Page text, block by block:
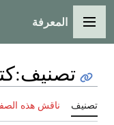
الرئيسية
المعرفة
تصنيف:كتب 1870
ناقش هذه الصفحة